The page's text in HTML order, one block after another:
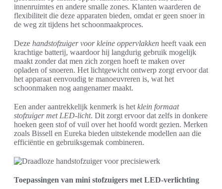
innenruimtes en andere smalle zones. Klanten waarderen de
flexibiliteit die deze apparaten bieden, omdat er geen snoer in
de weg zit tijdens het schoonmaakproces.
Deze handstofzuiger voor kleine oppervlakken heeft vaak een
krachtige batterij, waardoor hij langdurig gebruik mogelijk
maakt zonder dat men zich zorgen hoeft te maken over
opladen of snoeren. Het lichtgewicht ontwerp zorgt ervoor dat
het apparaat eenvoudig te manoeuvreren is, wat het
schoonmaken nog aangenamer maakt.
Een ander aantrekkelijk kenmerk is het klein formaat
stofzuiger met LED-licht. Dit zorgt ervoor dat zelfs in donkere
hoeken geen stof of vuil over het hoofd wordt gezien. Merken
zoals Bissell en Eureka bieden uitstekende modellen aan die
efficiëntie en gebruiksgemak combineren.
Toepassingen van mini stofzuigers met LED-verlichting